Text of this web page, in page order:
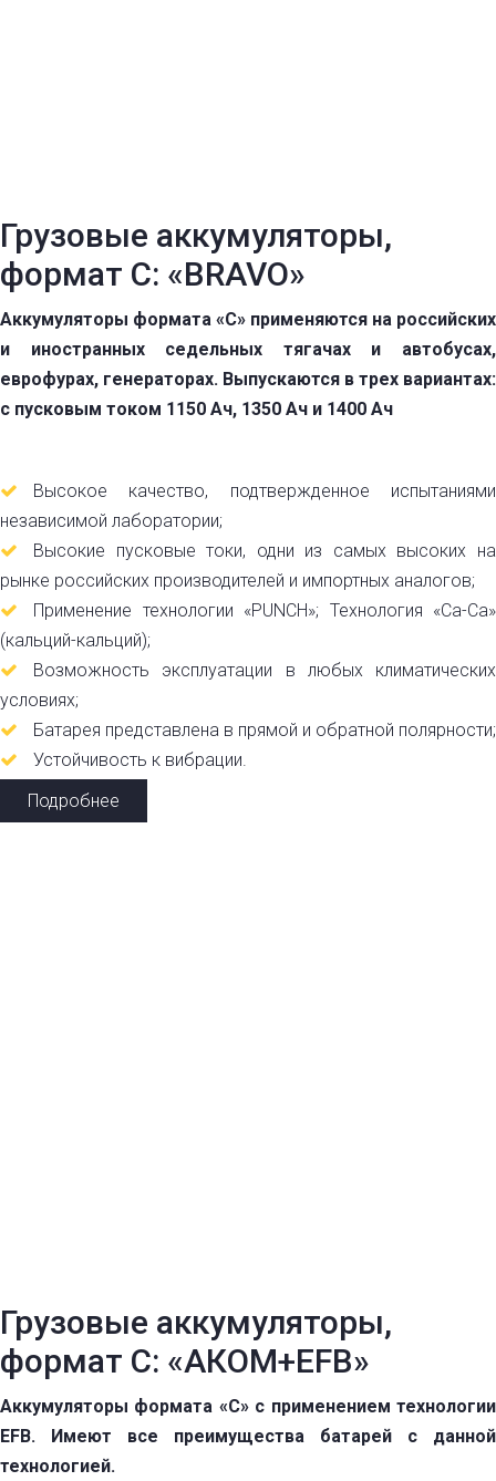
Грузовые аккумуляторы,
формат C: «BRAVO»
Аккумуляторы формата «С» применяются на российских
и иностранных седельных тягачах и автобусах,
еврофурах, генераторах. Выпускаются в трех вариантах:
с пусковым током 1150 Ач, 1350 Ач и 1400 Ач
Высокое качество, подтвержденное испытаниями
независимой лаборатории;
Высокие пусковые токи, одни из самых высоких на
рынке российских производителей и импортных аналогов;
Применение технологии «PUNCH»; Технология «Ca-Ca»
(кальций-кальций);
Возможность эксплуатации в любых климатических
условиях;
Батарея представлена в прямой и обратной полярности;
Устойчивость к вибрации.
Подробнее
Грузовые аккумуляторы,
формат C: «АКОМ+EFB»
Аккумуляторы формата «С» с применением технологии
EFB. Имеют все преимущества батарей с данной
технологией.